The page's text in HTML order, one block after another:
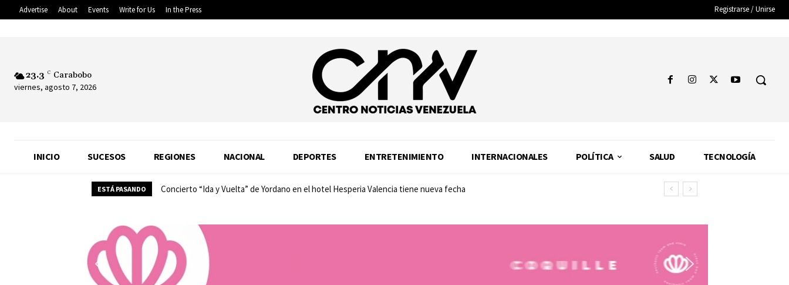
Advertise About Events Write for Us In the Press Registrarse / Unirse
23.3 C Carabobo
viernes, agosto 7, 2026
INICIO SUCESOS REGIONES NACIONAL DEPORTES ENTRETENIMIENTO INTERNACIONALES POLÍTICA SALUD TECNOLOGÍA
ESTÁ PASANDO Concierto “Ida y Vuelta” de Yordano en el hotel Hesperia Valencia tiene nueva fecha